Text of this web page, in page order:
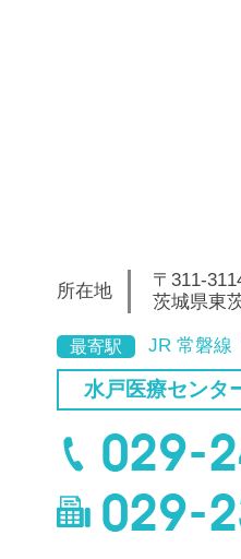
所在地
〒311-
茨城県東
最寄駅 JR 常磐線
水戸医療センタ